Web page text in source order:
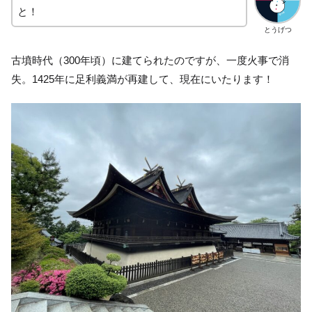
とうげつ
と！
古墳時代（300年頃）に建てられたのですが、一度火事で消
失。1425年に足利義満が再建して、現在にいたります！